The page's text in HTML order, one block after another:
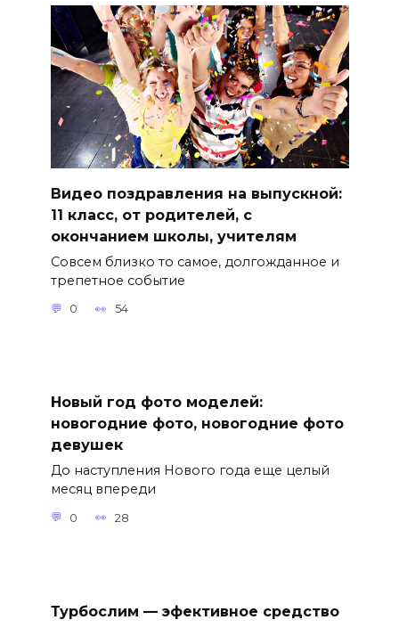
Видео поздравления на выпускной:
11 класс, от родителей, с
окончанием школы, учителям
Совсем близко то самое, долгожданное и
трепетное событие
0 54
Новый год фото моделей:
новогодние фото, новогодние фото
девушек
До наступления Нового года еще целый
месяц впереди
0 28
Турбослим — эфективное средство